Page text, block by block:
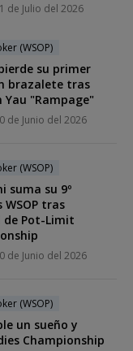
de Julio del 2026
(WSOP)
su primer
brazalete tras
"Rampage"
de Junio del 2026
(WSOP)
suma su 9º
tras
de Pot-Limit
de Junio del 2026
(WSOP)
un sueño y
Championship